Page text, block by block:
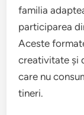
familia
participarea
Aceste
creativitate și
care nu
tineri.